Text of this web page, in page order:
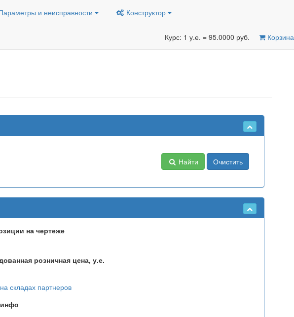
и неисправности Конструктор
Курс: 1 у.е. = 95.0000 руб. Корзина
Найти
Очистить
на чертеже
розничная цена, у.е.
складах партнеров